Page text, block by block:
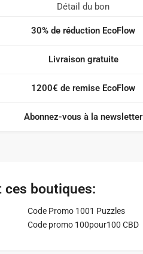
Détail du bon
30% de réduction EcoFlow
Livraison gratuite
1200€ de remise EcoFlow
Abonnez-vous à la newsletter
ces boutiques:
Code Promo 1001 Puzzles
Code promo 100pour100 CBD